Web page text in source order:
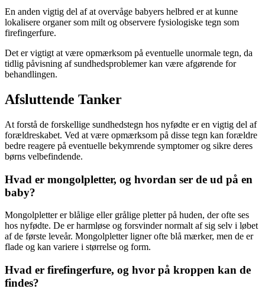
En anden vigtig del af at overvåge babyers helbred er at kunne
lokalisere organer som milt og observere fysiologiske tegn som
firefingerfure.
Det er vigtigt at være opmærksom på eventuelle unormale tegn, da
tidlig påvisning af sundhedsproblemer kan være afgørende for
behandlingen.
Afsluttende Tanker
At forstå de forskellige sundhedstegn hos nyfødte er en vigtig del af
forældreskabet. Ved at være opmærksom på disse tegn kan forældre
bedre reagere på eventuelle bekymrende symptomer og sikre deres
børns velbefindende.
Hvad er mongolpletter, og hvordan ser de ud på en
baby?
Mongolpletter er blålige eller grålige pletter på huden, der ofte ses
hos nyfødte. De er harmløse og forsvinder normalt af sig selv i løbet
af de første leveår. Mongolpletter ligner ofte blå mærker, men de er
flade og kan variere i størrelse og form.
Hvad er firefingerfure, og hvor på kroppen kan de
findes?